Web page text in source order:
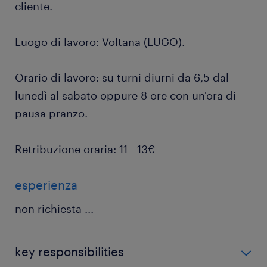
cliente.
Luogo di lavoro: Voltana (LUGO).
Orario di lavoro: su turni diurni da 6,5 dal
lunedì al sabato oppure 8 ore con un'ora di
pausa pranzo.
Retribuzione oraria: 11 - 13€
esperienza
non richiesta ...
key responsibilities